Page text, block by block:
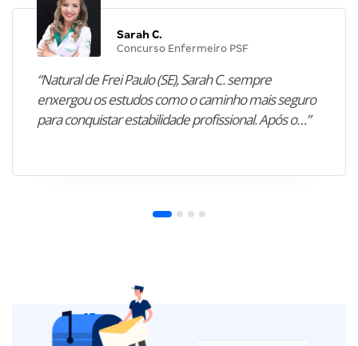
Sarah C.
Concurso Enfermeiro PSF
“Natural de Frei Paulo (SE), Sarah C. sempre
enxergou os estudos como o caminho mais seguro
para conquistar estabilidade profissional. Após o…”